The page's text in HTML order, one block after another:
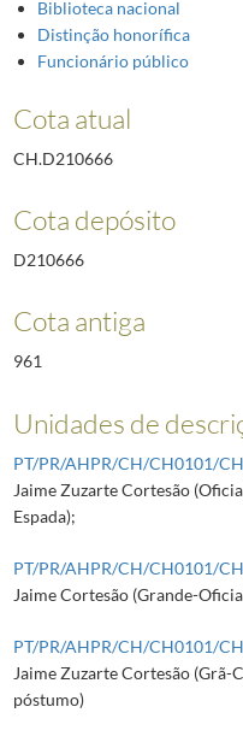
Biblioteca nacional
Distinção honorífica
Funcionário público
Cota atual
CH.D210666
Cota depósito
D210666
Cota antiga
961
Unidades de
PT/PR/AHPR/CH/CH0101/
Jaime Zuzarte Cortesão
Espada);
PT/PR/AHPR/CH/CH0101/
Jaime Cortesão (Grande-
PT/PR/AHPR/CH/CH0101/
Jaime Zuzarte Cortesão (Grã-
póstumo)